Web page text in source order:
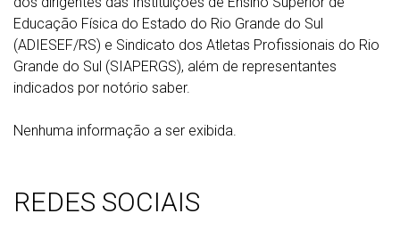
Educação Física do Estado do Rio Grande do Sul
(ADIESEF/RS) e Sindicato dos Atletas Profissionais do Rio
Grande do Sul (SIAPERGS), além de representantes
indicados por notório saber.
Nenhuma informação a ser exibida.
REDES SOCIAIS